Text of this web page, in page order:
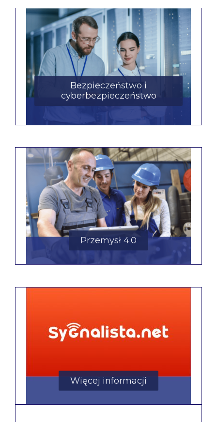
Bezpieczeństwo i
cyberbezpieczeństwo
Przemysł 4.0
Więcej informacji